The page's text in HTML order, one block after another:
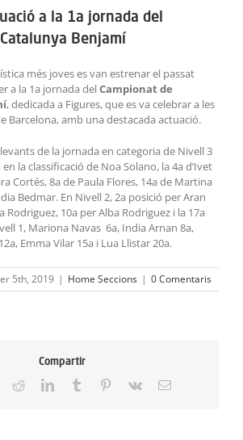
a la 1a jornada del
Benjamí
més joves es van estrenar el passat
a la 1a jornada delCampionat de
, dedicada a Figures, que es va celebrar a les
Barcelona, amb una destacada actuació.
de la jornada en categoria de Nivell 3
la classificació de Noa Solano, la 4a d’Ivet
Cortés, 8a de Paula Flores, 14a de Martina
Bedmar. En Nivell 2, 2a posició per Aran
Rodriguez, 10a per Alba Rodriguez i la 17a
1, Mariona Navas 6a, India Arnan 8a,
Emma Vilar 15a i Lua Llistar 20a.
5th, 2019 | Home Seccions | 0 Comentaris
Compartir
RedditLinkedInTumblr Pinterest
Vk Email: